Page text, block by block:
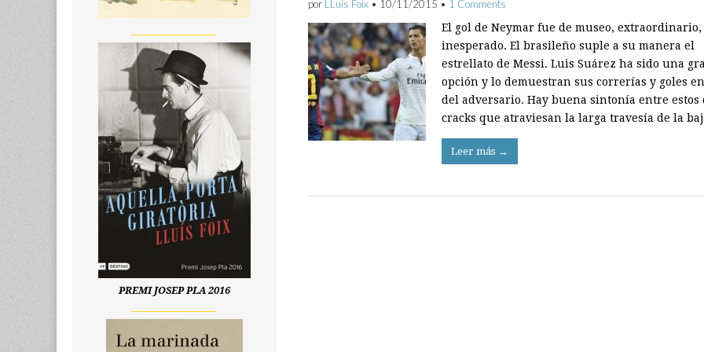
por LLuis Foix • 10/11/2015 • 1 Comments
El gol de Neymar fue de museo,
inesperado. El brasileño suple a su manera el
estrellato de Messi. Luis Suárez ha sido una
opción y lo demuestran sus correrías y goles
del adversario. Hay buena sintonía entre estos
cracks que atraviesan la larga travesía de la
Leer más →
PREMI JOSEP PLA 2016